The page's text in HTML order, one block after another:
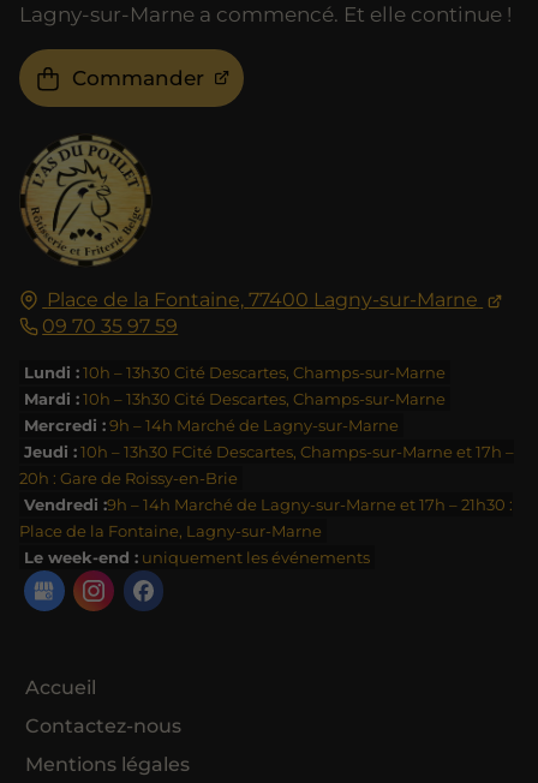
Place de la Fontaine, 77400 Lagny-sur-Marne
09 70 35 97 59
Lundi :10h – 13h30 Cité Descartes, Champs-sur-Marne
Mardi :10h – 13h30 Cité Descartes, Champs-sur-Marne
Mercredi :9h – 14h Marché de Lagny-sur-Marne
Jeudi :10h – 13h30 FCité Descartes, Champs-sur-Marne et 17h –
20h : Gare de Roissy-en-Brie
Vendredi :9h – 14h Marché de Lagny-sur-Marne et 17h – 21h30 :
Place de la Fontaine, Lagny-sur-Marne
Le week-end : uniquement les événements
Accueil
Contactez-nous
Mentions légales
Lagny-sur-Marne a commencé. Et elle continue !
Commander